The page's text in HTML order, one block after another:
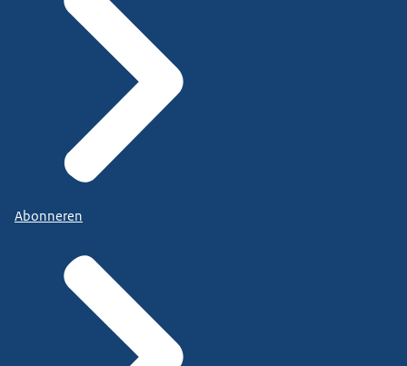
Abonneren